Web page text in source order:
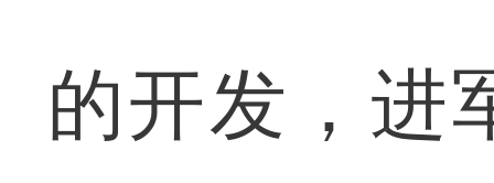
的开发，进